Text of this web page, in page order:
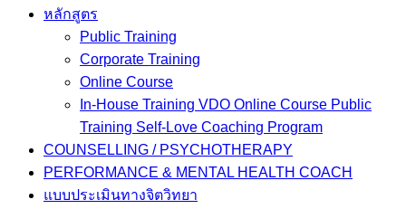
หลักสูตร
Public Training
Corporate Training
Online Course
In-House Training VDO Online Course Public
Training Self-Love Coaching Program
COUNSELLING / PSYCHOTHERAPY
PERFORMANCE & MENTAL HEALTH COACH
แบบประเมินทางจิตวิทยา